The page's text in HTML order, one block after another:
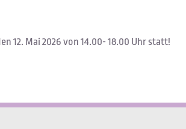
12. Mai 2026 von 14.00- 18.00 Uhr statt!